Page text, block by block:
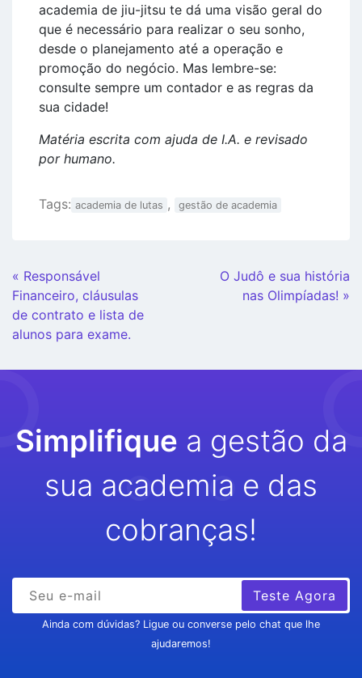
academia de jiu-jitsu te dá uma visão geral do
que é necessário para realizar o seu sonho,
desde o planejamento até a operação e
promoção do negócio. Mas lembre-se:
consulte sempre um contador e as regras da
sua cidade!
Matéria escrita com ajuda de I.A. e revisado
por humano.
Tags: academia de lutas , gestão de academia
Continue
Lendo
« Responsável
Financeiro, cláusulas
de contrato e lista de
alunos para exame.
O Judô e sua história
nas Olimpíadas! »
Simplifique a gestão da
sua academia e das
cobranças!
Teste Agora
Ainda com dúvidas? Ligue ou converse pelo chat que lhe
ajudaremos!